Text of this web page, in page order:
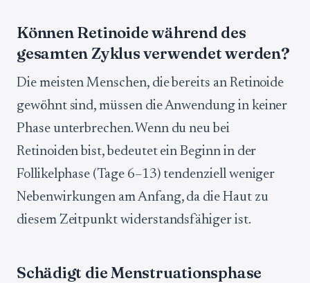
Können Retinoide während des
gesamten Zyklus verwendet werden?
Die meisten Menschen, die bereits an Retinoide
gewöhnt sind, müssen die Anwendung in keiner
Phase unterbrechen. Wenn du neu bei
Retinoiden bist, bedeutet ein Beginn in der
Follikelphase (Tage 6–13) tendenziell weniger
Nebenwirkungen am Anfang, da die Haut zu
diesem Zeitpunkt widerstandsfähiger ist.
Schädigt die Menstruationsphase